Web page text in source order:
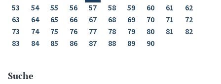
53
54 55 56 57 58 59 60 61
62
63
64 65 66 67 68 69 70 71
72
73
74 75 76 77 78 79 80 81
82
83
84 85 86 87 88 89 90
Suche